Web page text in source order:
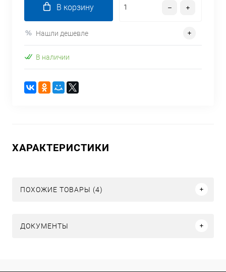
В корзину
Нашли дешевле
В наличии
ХАРАКТЕРИСТИКИ
ПОХОЖИЕ ТОВАРЫ (4)
ДОКУМЕНТЫ